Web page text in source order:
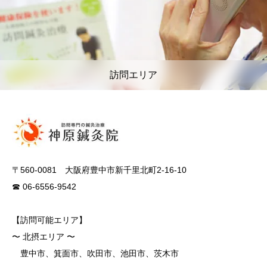
訪問エリア
〒560-0081 大阪府豊中市新千里北町2-16-10
☎ 06-6556-9542
【訪問可能エリア】
〜 北摂エリア 〜
豊中市、箕面市、吹田市、池田市、茨木市